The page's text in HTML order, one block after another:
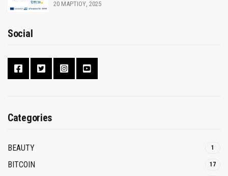
20 ΜΑΡΤΊΟΥ, 2025
Social
Categories
BEAUTY 1
BITCOIN 17